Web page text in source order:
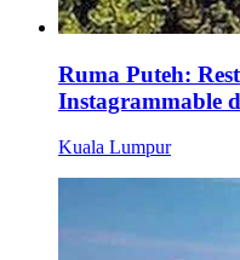
Ruma Puteh:
Instagrammable
Kuala Lumpur